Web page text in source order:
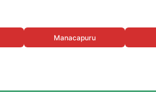
Manacapuru